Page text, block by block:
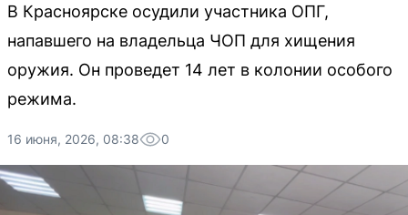
В Красноярске осудили участника ОПГ,
напавшего на владельца ЧОП для хищения
оружия. Он проведет 14 лет в колонии особого
режима.
16 июня, 2026, 08:38 0